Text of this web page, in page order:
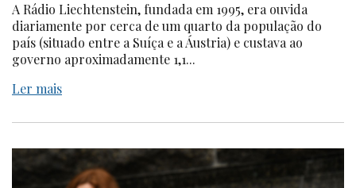
A Rádio Liechtenstein, fundada em 1995, era ouvida
diariamente por cerca de um quarto da população do
país (situado entre a Suíça e a Áustria) e custava ao
governo aproximadamente 1,1...
Ler mais